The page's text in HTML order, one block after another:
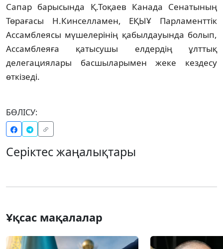
Сапар барысында Қ.Тоқаев Канада Сенатының
Төрағасы Н.Кинселламен, ЕҚЫҰ Парламенттiк
Ассамблеясы мүшелерiнiң қабылдауында болып,
Ассамблеяға қатысушы елдердiң ұлттық
делегациялары басшыларымен жеке кездесу
өткiзедi.
БӨЛІСУ:
Серіктес жаңалықтары
Ұқсас мақалалар